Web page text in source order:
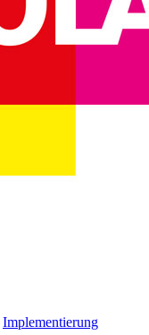
Implementierung